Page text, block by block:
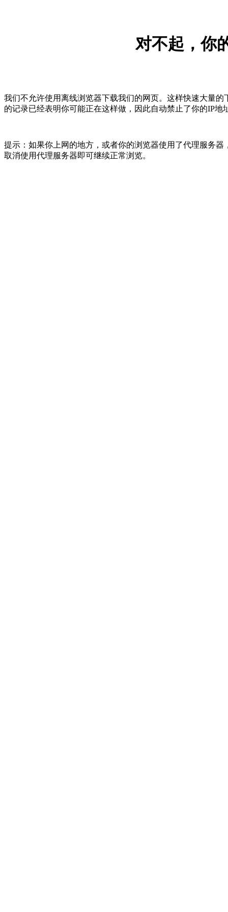
对不起，你
我们不允许使用离线浏览器下载我们的网页。这样快速大量
的记录已经表明你可能正在这样做，因此自动禁止了你的IP
提示：如果你上网的地方，或者你的浏览器使用了代理服务
取消使用代理服务器即可继续正常浏览。